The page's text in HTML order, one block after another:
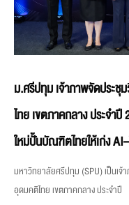
ม.ศรีปทุม เจ้าภาพจัดประ
ไทย เขตภาคกลาง ประจำ
ใหม่ปั้นบัณฑิตไทยให้เก่ง
มหาวิทยาลัยศรีปทุม (SPU) เป็นเ
อุดมคติไทย เขตภาคกลาง ประจำปี